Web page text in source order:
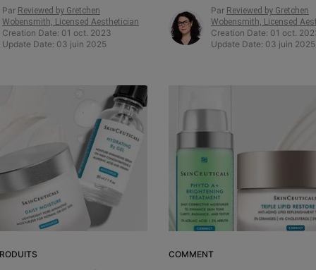
Par Reviewed by Gretchen
Wobensmith, Licensed Aesthetician
Creation Date: 01 oct. 2023
Update Date: 03 juin 2025
Par Reviewed by Gretchen
Wobensmith, Licensed
Creation Date: 01 oct.
Update Date: 03 juin 2025
COMMENT